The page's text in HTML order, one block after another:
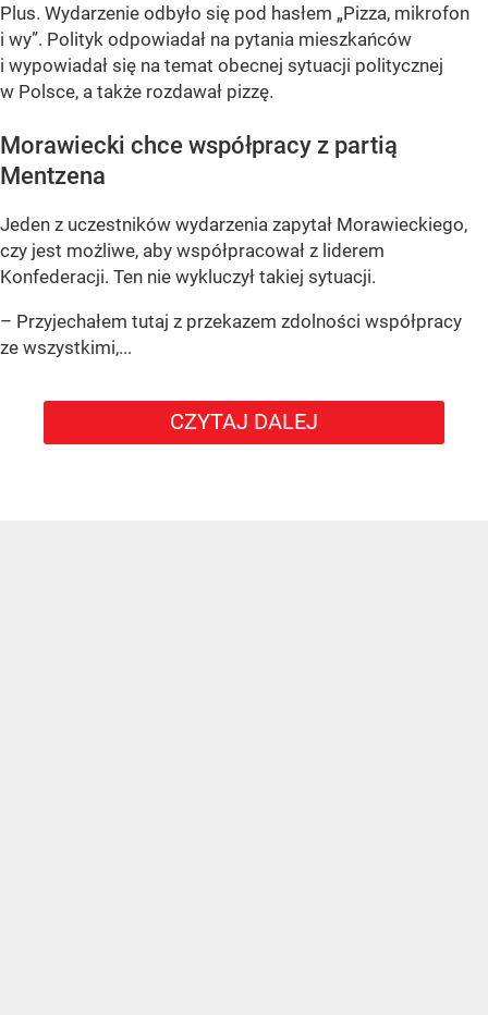
Plus. Wydarzenie odbyło się pod hasłem „Pizza, mikrofon
i wy”. Polityk odpowiadał na pytania mieszkańców
i wypowiadał się na temat obecnej sytuacji politycznej
w Polsce, a także rozdawał pizzę.
Morawiecki chce współpracy z partią
Mentzena
Jeden z uczestników wydarzenia zapytał Morawieckiego,
czy jest możliwe, aby współpracował z liderem
Konfederacji. Ten nie wykluczył takiej sytuacji.
– Przyjechałem tutaj z przekazem zdolności współpracy
ze wszystkimi,...
CZYTAJ DALEJ